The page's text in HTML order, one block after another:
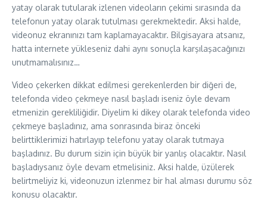
yatay olarak tutularak izlenen videoların çekimi sırasında da
telefonun yatay olarak tutulması gerekmektedir. Aksi halde,
videonuz ekranınızı tam kaplamayacaktır. Bilgisayara atsanız,
hatta internete yükleseniz dahi aynı sonuçla karşılaşacağınızı
unutmamalısınız…
Video çekerken dikkat edilmesi gerekenlerden bir diğeri de,
telefonda video çekmeye nasıl başladı iseniz öyle devam
etmenizin gerekliliğidir. Diyelim ki dikey olarak telefonda video
çekmeye başladınız, ama sonrasında biraz önceki
belirttiklerimizi hatırlayıp telefonu yatay olarak tutmaya
başladınız. Bu durum sizin için büyük bir yanlış olacaktır. Nasıl
başladıysanız öyle devam etmelisiniz. Aksi halde, üzülerek
belirtmeliyiz ki, videonuzun izlenmez bir hal alması durumu söz
konusu olacaktır.